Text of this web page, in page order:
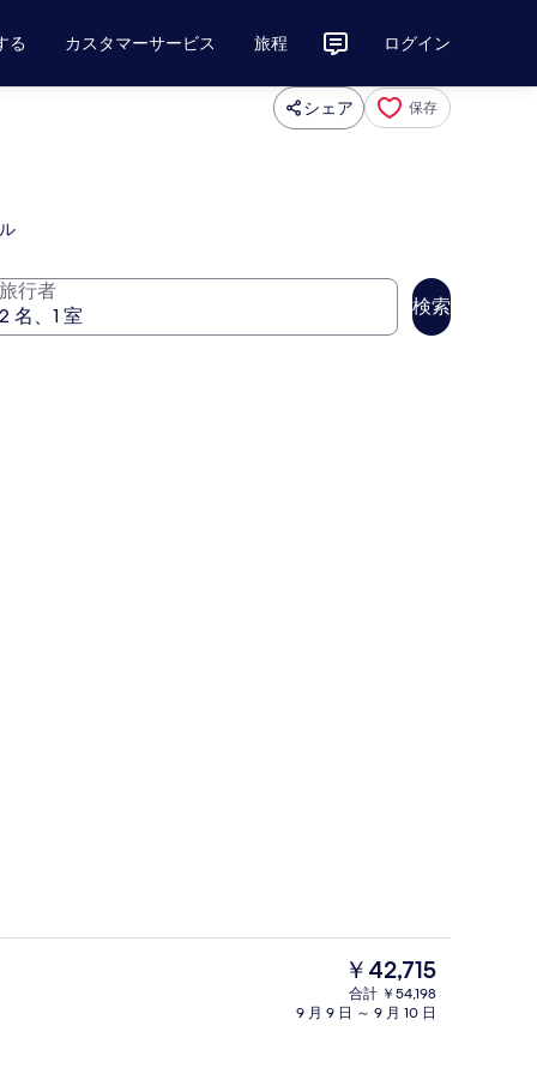
る カスタマーサービス 旅程 ログイン
シェア 保存
旅行者
検索
現
在
の
￥42,715
合計 ￥54,198
9 月 9 日 ～ 9 月 10 日